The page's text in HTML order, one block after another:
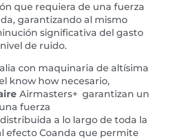
que requiera de una fuerza
garantizando al mismo
significativa del gasto
de ruido.
con maquinaria de altísima
know how necesario,
Airmasters+ garantizan un
fuerza
a lo largo de toda la
efecto Coanda que permite